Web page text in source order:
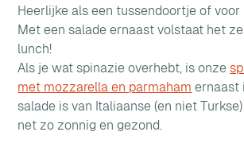
Heerlijke als een tussendoortje of voor
Met een salade ernaast volstaat het
lunch!
Als je wat spinazie overhebt, is onze
met mozzarella en parmaham ernaast
salade is van Italiaanse (en niet
net zo zonnig en gezond.